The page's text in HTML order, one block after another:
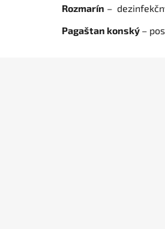
Rozmarín –
Pagaštan konský –